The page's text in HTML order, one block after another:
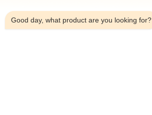
Good day, what product are you looking for?